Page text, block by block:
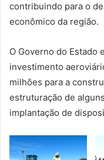
contribuindo para o
econômico da região.
O Governo do Estado
investimento
milhões para a
estruturação de
implantação de